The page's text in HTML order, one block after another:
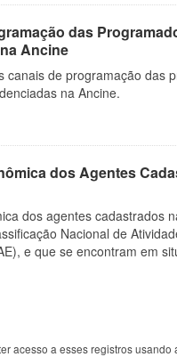
das
Ancine
canais de programação das
na Ancine.
dos Agentes
dos agentes cadastrados
Nacional de
e que se encontram em
acesso a esses registros usando